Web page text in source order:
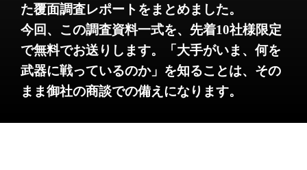
た覆面調査レポートをまとめました。
今回、この調査資料一式を、先着10社様限定
で無料でお送りします。「大手がいま、何を
武器に戦っているのか」を知ることは、その
まま御社の商談での備えになります。